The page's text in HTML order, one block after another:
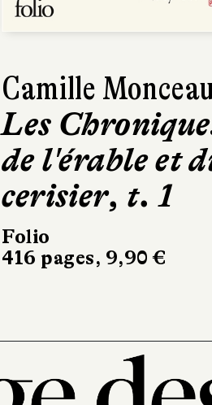
Camille
Les
de l'érable et
cerisier, t. 1
Folio
416 pages, 9,90 €